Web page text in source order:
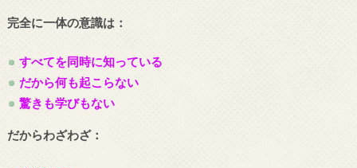
完全に一体の意識は：
すべてを同時に知っている
だから何も起こらない
驚きも学びもない
だからわざわざ：